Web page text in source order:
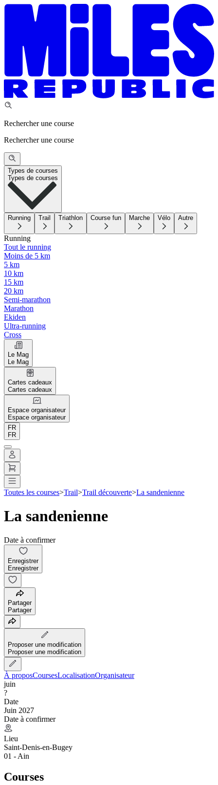
Rechercher une course
Rechercher une course
Types de courses
Types de courses
Running Trail Triathlon Course fun Marche Vélo Autre
Running
Tout le running
Moins de 5 km
5 km
10 km
15 km
20 km
Semi-marathon
Marathon
Ekiden
Ultra-running
Cross
Le Mag
Le Mag
Cartes cadeaux
Cartes cadeaux
Espace organisateur
Espace organisateur
FR
FR
Toutes les courses>Trail>Trail découverte>La sandenienne
La sandenienne
Date à confirmer
Enregistrer
Enregistrer
Partager
Partager
Proposer une modification
Proposer une modification
À proposCoursesLocalisationOrganisateur
juin
?
Date
Juin 2027
Date à confirmer
Lieu
Saint-Denis-en-Bugey
01 - Ain
Courses